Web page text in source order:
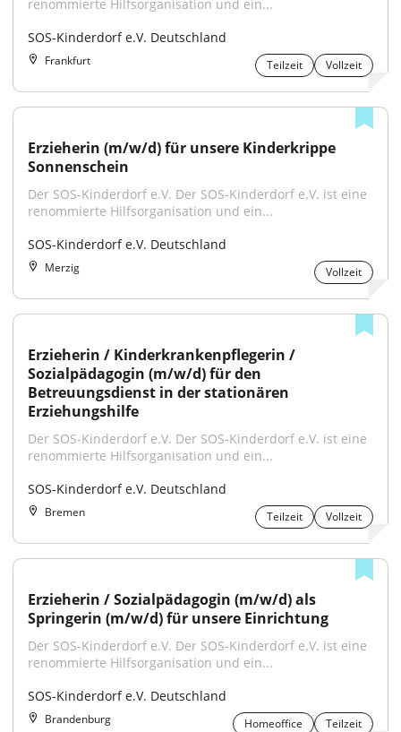
renommierte Hilfsorganisation und ein...
SOS-Kinderdorf e.V. Deutschland
Frankfurt Teilzeit Vollzeit
Erzieherin (m/w/d) für unsere Kinderkrippe
Sonnenschein
Der SOS-Kinderdorf e.V. Der SOS-Kinderdorf e.V. ist eine
renommierte Hilfsorganisation und ein...
SOS-Kinderdorf e.V. Deutschland
Merzig Vollzeit
Erzieherin / Kinderkrankenpflegerin /
Sozialpädagogin (m/w/d) für den
Betreuungsdienst in der stationären
Erziehungshilfe
Der SOS-Kinderdorf e.V. Der SOS-Kinderdorf e.V. ist eine
renommierte Hilfsorganisation und ein...
SOS-Kinderdorf e.V. Deutschland
Bremen Teilzeit Vollzeit
Erzieherin / Sozialpädagogin (m/w/d) als
Springerin (m/w/d) für unsere Einrichtung
Der SOS-Kinderdorf e.V. Der SOS-Kinderdorf e.V. ist eine
renommierte Hilfsorganisation und ein...
SOS-Kinderdorf e.V. Deutschland
Brandenburg Homeoffice Teilzeit